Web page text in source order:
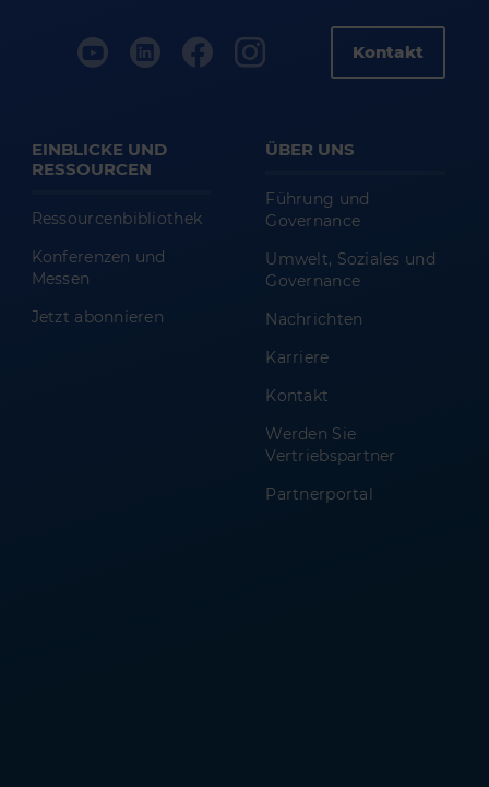
Kontakt
EINBLICKE UND
RESSOURCEN
Ressourcenbibliothek
Konferenzen und
Messen
Jetzt abonnieren
ÜBER UNS
Führung und
Governance
Umwelt, Soziales und
Governance
Nachrichten
Karriere
Kontakt
Werden Sie
Vertriebspartner
Partnerportal